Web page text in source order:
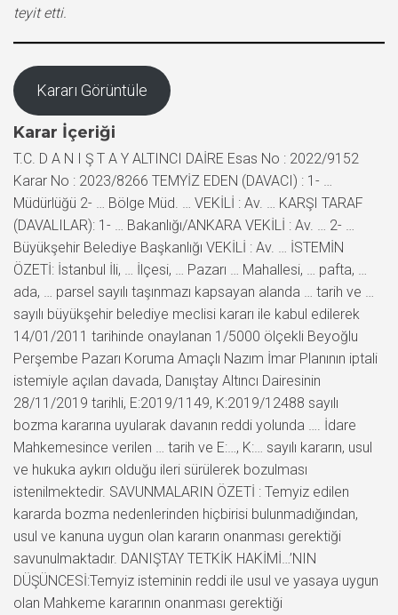
teyit etti.
Kararı Görüntüle
Karar İçeriği
T.C. D A N I Ş T A Y ALTINCI DAİRE Esas No : 2022/9152
Karar No : 2023/8266 TEMYİZ EDEN (DAVACI) : 1- …
Müdürlüğü 2- … Bölge Müd. … VEKİLİ : Av. … KARŞI TARAF
(DAVALILAR): 1- … Bakanlığı/ANKARA VEKİLİ : Av. … 2- …
Büyükşehir Belediye Başkanlığı VEKİLİ : Av. … İSTEMİN
ÖZETİ: İstanbul İli, … İlçesi, … Pazarı … Mahallesi, … pafta, …
ada, … parsel sayılı taşınmazı kapsayan alanda … tarih ve …
sayılı büyükşehir belediye meclisi kararı ile kabul edilerek
14/01/2011 tarihinde onaylanan 1/5000 ölçekli Beyoğlu
Perşembe Pazarı Koruma Amaçlı Nazım İmar Planının iptali
istemiyle açılan davada, Danıştay Altıncı Dairesinin
28/11/2019 tarihli, E:2019/1149, K:2019/12488 sayılı
bozma kararına uyularak davanın reddi yolunda …. İdare
Mahkemesince verilen … tarih ve E:…, K:… sayılı kararın, usul
ve hukuka aykırı olduğu ileri sürülerek bozulması
istenilmektedir. SAVUNMALARIN ÖZETİ : Temyiz edilen
kararda bozma nedenlerinden hiçbirisi bulunmadığından,
usul ve kanuna uygun olan kararın onanması gerektiği
savunulmaktadır. DANIŞTAY TETKİK HAKİMİ…’NIN
DÜŞÜNCESİ:Temyiz isteminin reddi ile usul ve yasaya uygun
olan Mahkeme kararının onanması gerektiği